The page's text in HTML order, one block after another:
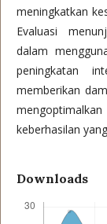
meningkatkan
Evaluasi
dalam
peningkatan
memberikan
keberhasilan
Downloads